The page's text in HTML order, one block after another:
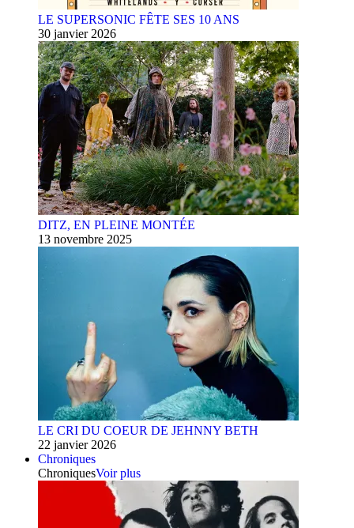
LE SUPERSONIC FÊTE SES 10 ANS
30 janvier 2026
DITZ, EN PLEINE MONTÉE
13 novembre 2025
LE CRI DU COEUR DE JEHNNY BETH
22 janvier 2026
Chroniques
ChroniquesVoir plus